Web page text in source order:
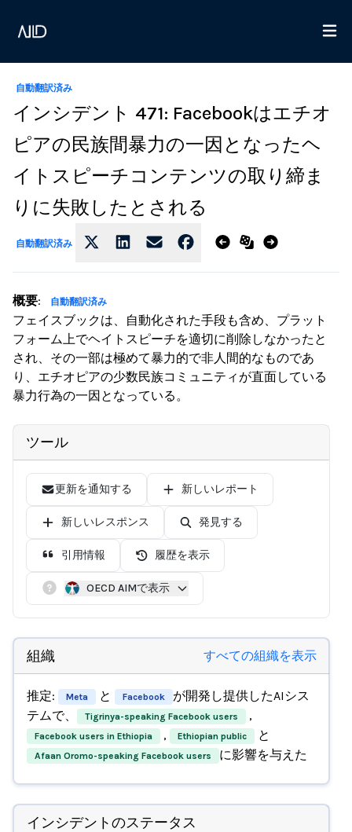
自動翻訳済み
インシデント 471: Facebookはエチオ
ピアの民族間暴力の一因となったヘ
イトスピーチコンテンツの取り締ま
りに失敗したとされる
自動翻訳済み
概要: 自動翻訳済み
フェイスブックは、自動化された手段も含め、プラット
フォーム上でヘイトスピーチを適切に削除しなかったと
され、その一部は極めて暴力的で非人間的なものであ
り、エチオピアの少数民族コミュニティが直面している
暴力行為の一因となっている。
ツール
更新を通知する 新しいレポート
新しいレスポンス 発見する
引用情報 履歴を表示
OECD AIMで表示
組織 すべての組織を表示
推定: Meta と Facebook
が開発し提供したAIシス
テムで、
Tigrinya-speaking Facebook users ,
Facebook users in Ethiopia , Ethiopian public と
Afaan Oromo-speaking Facebook users に影響を与えた
インシデントのステータス